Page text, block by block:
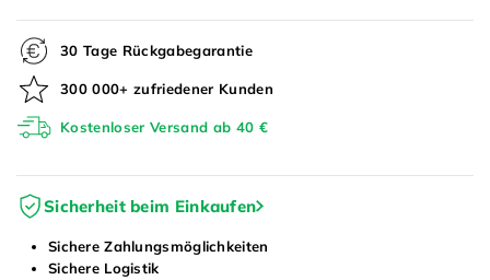
30 Tage Rückgabegarantie
300 000+ zufriedener Kunden
Kostenloser Versand ab 40 €
Sicherheit beim Einkaufen
Sichere Zahlungsmöglichkeiten
Sichere Logistik